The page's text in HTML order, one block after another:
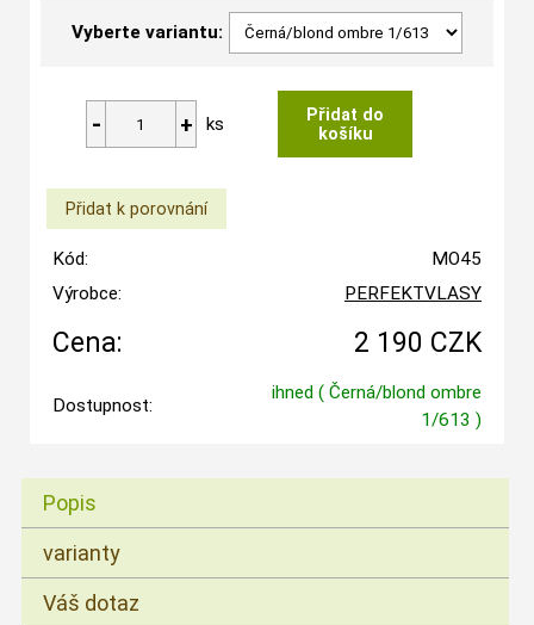
Vyberte variantu:
ks
Kód:
MO45
Výrobce:
PERFEKTVLASY
Cena: 2 190 CZK
Dostupnost:
ihned ( Černá/blond ombre
1/613 )
Popis
varianty
Váš dotaz